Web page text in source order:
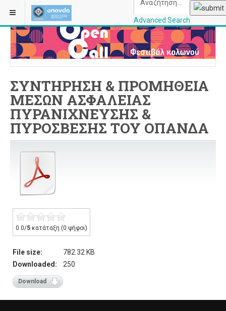
Advanced Search
ΒΡΊΣΚΕΣΤΕ ΕΔΏ: ΑΡΧΙΚΉ
ΣΥΝΤΗΡΗΣΗ & ΠΡΟΜΗΘΕΙΑ
ΜΕΣΩΝ ΑΣΦΑΛΕΙΑΣ
ΠΥΡΑΝΙΧΝΕΥΣΗΣ &
ΠΥΡΟΣΒΕΣΗΣ ΤΟΥ ΟΠΑΝΔΑ
0.0/5 κατάταξη (0 ψήφοι)
File size:
782.32 KB
Downloaded:
250
Download